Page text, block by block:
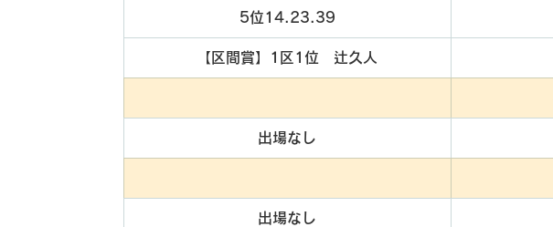
5位14.23.39
【区間賞】1区1位　辻久人
出場なし
出場なし